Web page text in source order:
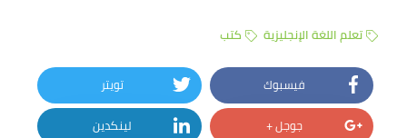
تعلم اللغة الإنجليزية كتب
فيسبوك
تويتر
جوجل +
لينكدين